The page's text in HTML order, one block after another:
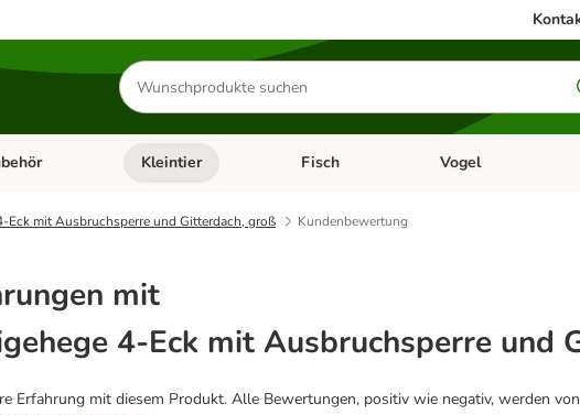
Produkte
suchen
Katzenfutter & ZubehörKategorie-Menü öffnen: Hundefutter & Zubehör
Kleintier Kategorie-Menü öffnen: Kleintier
Fisch Kategorie-Menü
Vogel
Eck mit Ausbruchsperre und Gitterdach, groß Kundenbewertung
mit
4-Eck mit Ausbruchsperre und
Erfahrung mit diesem Produkt. Alle Bewertungen, positiv wie negativ, werden